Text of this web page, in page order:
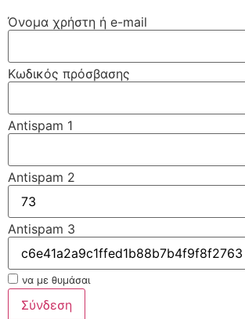
Όνομα χρήστη ή e-mail
Κωδικός πρόσβασης
Antispam 1
Antispam 2
Antispam 3
να με θυμάσαι
Σύνδεση